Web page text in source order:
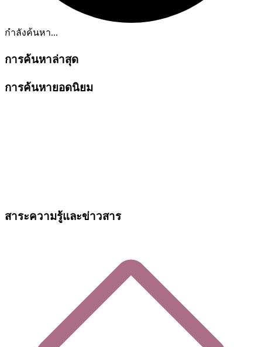
กำลังค้นหา...
การค้นหาล่าสุด
การค้นหายอดนิยม
สาระความรู้และข่าวสาร